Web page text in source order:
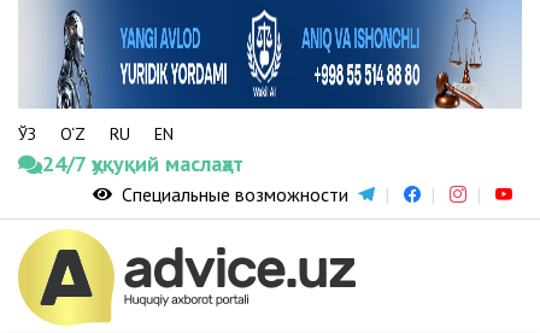
ЎЗ O‘Z RU EN
24/7 ҳуқуқий маслаҳат
Специальные возможности